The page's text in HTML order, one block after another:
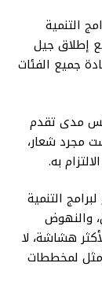
التنمية
إطلاق جيل
جميع الفئات
مدى تقدم
مجرد شعار،
به.
التنمية
والنهوض
هشاشة، لا
لمخططات